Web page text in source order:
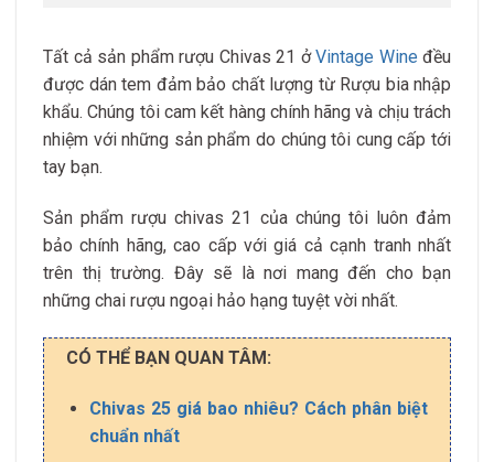
Tất cả sản phẩm rượu Chivas 21 ởVintage Wine đều
được dán tem đảm bảo chất lượng từ Rượu bia nhập
khẩu. Chúng tôi cam kết hàng chính hãng và chịu trách
nhiệm với những sản phẩm do chúng tôi cung cấp tới
tay bạn.
Sản phẩm rượu chivas 21 của chúng tôi luôn đảm
bảo chính hãng, cao cấp với giá cả cạnh tranh nhất
trên thị trường. Đây sẽ là nơi mang đến cho bạn
những chai rượu ngoại hảo hạng tuyệt vời nhất.
CÓ THỂ BẠN QUAN TÂM:
Chivas 25 giá bao nhiêu? Cách phân biệt
chuẩn nhất